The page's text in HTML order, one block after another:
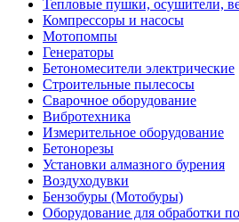
Тепловые пушки, осушители,
Компрессоры и насосы
Мотопомпы
Генераторы
Бетономесители электрические
Строительные пылесосы
Сварочное оборудование
Вибротехника
Измерительное оборудование
Бетонорезы
Установки алмазного бурения
Воздуходувки
Бензобуры (Мотобуры)
Оборудование для обработки